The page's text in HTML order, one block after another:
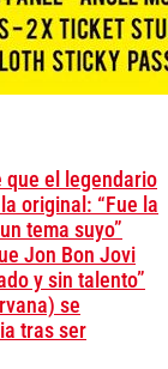
que el legendario
original: “Fue la
tema suyo”
Jon Bon Jovi
y sin talento”
se
tras ser